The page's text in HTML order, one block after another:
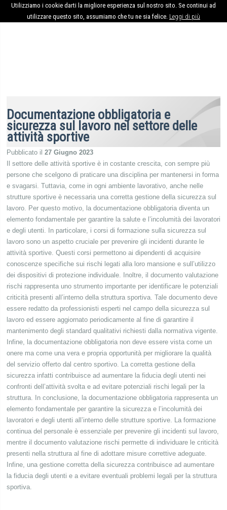
Utilizziamo i cookie darti la migliore esperienza sul nostro sito. Se continui ad
utilizzare questo sito, assumiamo che tu ne sia felice. Leggi di più
Documentazione obbligatoria e
sicurezza sul lavoro nel settore delle
attività sportive
Pubblicato il 27 Giugno 2023
Il settore delle attività sportive è in costante crescita, con sempre più
persone che scelgono di praticare una disciplina per mantenersi in forma
e svagarsi. Tuttavia, come in ogni ambiente lavorativo, anche nelle
strutture sportive è necessaria una corretta gestione della sicurezza sul
lavoro. Per questo motivo, la documentazione obbligatoria diventa un
elemento fondamentale per garantire la salute e l’incolumità dei lavoratori
e degli utenti. In particolare, i corsi di formazione sulla sicurezza sul
lavoro sono un aspetto cruciale per prevenire gli incidenti durante le
attività sportive. Questi corsi permettono ai dipendenti di acquisire
conoscenze specifiche sui rischi legati alla loro mansione e sull’utilizzo
dei dispositivi di protezione individuale. Inoltre, il documento valutazione
rischi rappresenta uno strumento importante per identificare le potenziali
criticità presenti all’interno della struttura sportiva. Tale documento deve
essere redatto da professionisti esperti nel campo della sicurezza sul
lavoro ed essere aggiornato periodicamente al fine di garantire il
mantenimento degli standard qualitativi richiesti dalla normativa vigente.
Infine, la documentazione obbligatoria non deve essere vista come un
onere ma come una vera e propria opportunità per migliorare la qualità
del servizio offerto dal centro sportivo. La corretta gestione della
sicurezza infatti contribuisce ad aumentare la fiducia degli utenti nei
confronti dell’attività svolta e ad evitare potenziali rischi legali per la
struttura. In conclusione, la documentazione obbligatoria rappresenta un
elemento fondamentale per garantire la sicurezza e l’incolumità dei
lavoratori e degli utenti all’interno delle strutture sportive. La formazione
continua del personale è essenziale per prevenire gli incidenti sul lavoro,
mentre il documento valutazione rischi permette di individuare le criticità
presenti nella struttura al fine di adottare misure correttive adeguate.
Infine, una gestione corretta della sicurezza contribuisce ad aumentare
la fiducia degli utenti e a evitare eventuali problemi legali per la struttura
sportiva.